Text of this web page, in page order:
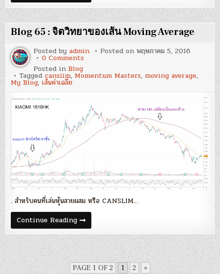
คือ
อะไร?
:
Momentum
Stock
101
–
หุ้น
มี
โมเมนตัม
คือ
อะไร?
Blog 65 : จิตวิทยาของเส้น Moving Average
Posted byadmin Posted onพฤษภาคม 5, 2016
0 Comments
:
ของ
Moving
Average
Posted inBlog
Taggedcanslim, Momentum Masters, moving average,
My Blog, เส้นค่าเฉลี่ย
. สำหรับคนที่เล่นหุ้นสายผสม หรือ CANSLIM…
Continue ReadingBlog
65
:
จิตวิทยา
ของ
เส้น
Moving
Average
PAGE 1 OF 2 1 2 »